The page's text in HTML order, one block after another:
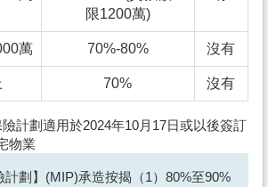
限1200萬)
萬 70%-80% 沒有
70% 沒有
計劃適用於2024年10月17日或以後簽訂
物業
計劃】(MIP)承造按揭（1）80%至90%